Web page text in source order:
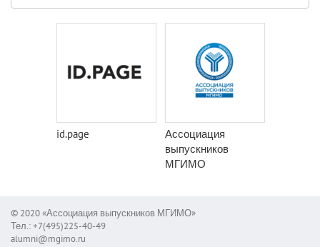
id.page
Ассоциация
выпускников
МГИМО
© 2020 «Ассоциация выпускников МГИМО»
Тел.: +7(495)225-40-49
alumni@mgimo.ru